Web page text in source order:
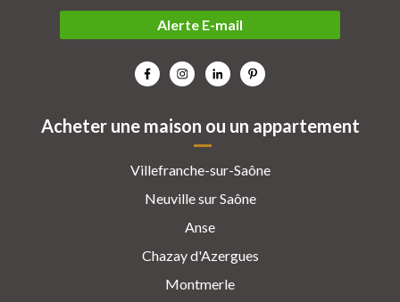
Acheter une maison ou un appartement
Villefranche-sur-Saône
Neuville sur Saône
Anse
Chazay d'Azergues
Montmerle
Alerte E-mail